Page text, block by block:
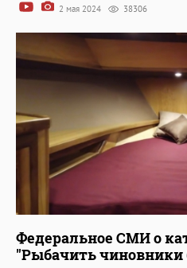
2 мая 2024 38306
Федеральное СМИ о
"Рыбачить чиновники